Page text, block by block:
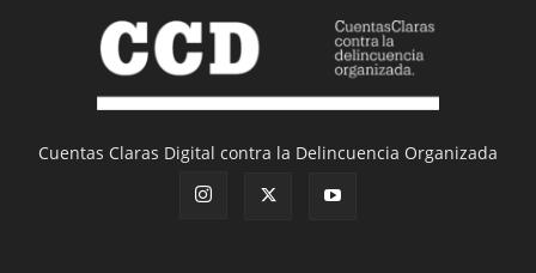
Cuentas Claras Digital contra la Delincuencia Organizada